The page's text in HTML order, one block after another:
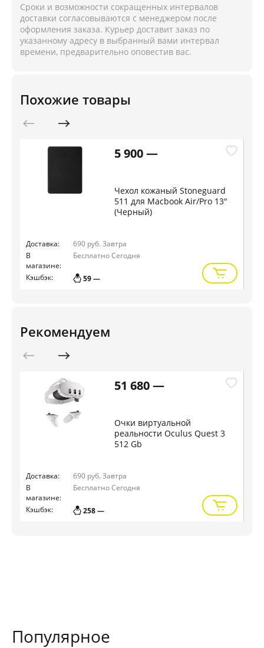
Сроки и возможности сокращенных интервалов
доставки согласовываются с менеджером после
оформления заказа. Курьер доставит заказ по
указанному адресу в выбранный вами интервал
времени, предварительно оповестив вас.
Похожие товары
5 900 —
Чехол кожаный Stoneguard
511 для Macbook Air/Pro 13"
(Черный)
Доставка: 690 руб. Завтра
В
магазине:
БесплатноСегодня
Кэшбэк: 59 —
Рекомендуем
51 680 —
Очки виртуальной
реальности Oculus Quest 3
512 Gb
Доставка: 690 руб. Завтра
В
магазине:
БесплатноСегодня
Кэшбэк: 258 —
Популярное